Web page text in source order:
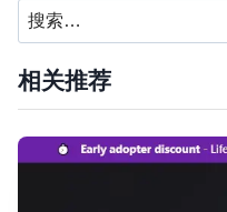
搜
索：
相关推荐